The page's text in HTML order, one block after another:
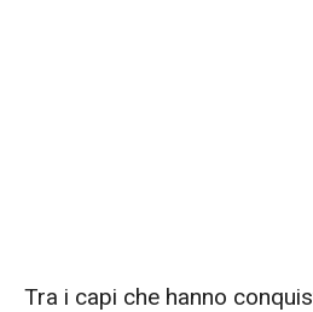
Tra i capi che hanno